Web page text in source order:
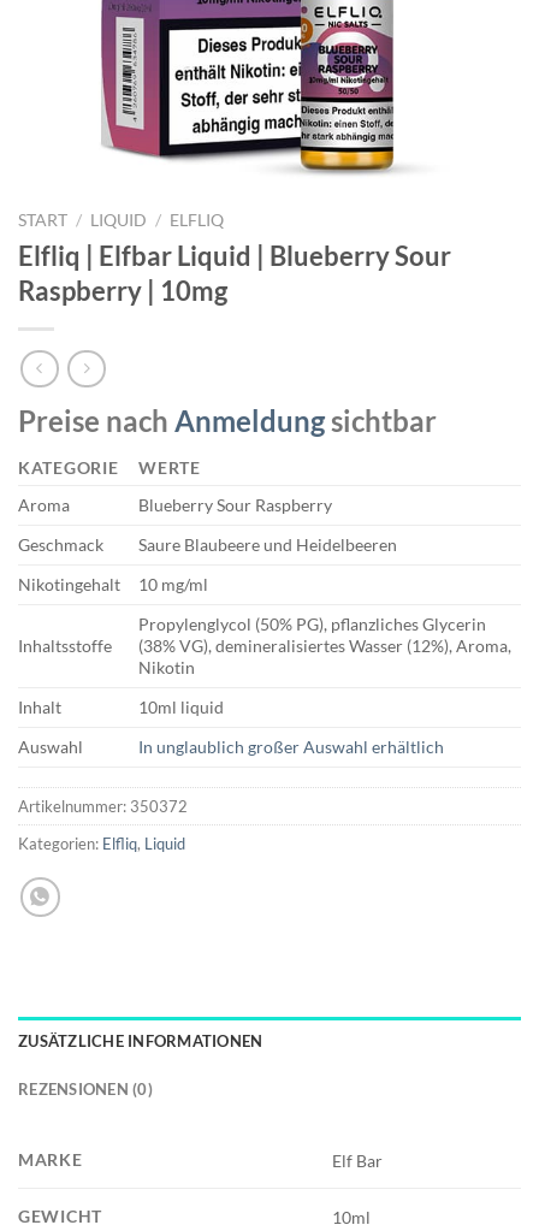
START / LIQUID / ELFLIQ
Elfliq | Elfbar Liquid | Blueberry Sour
Raspberry | 10mg
Preise nach Anmeldungsichtbar
KATEGORIE
WERTE
Aroma
Blueberry Sour Raspberry
Geschmack
Saure Blaubeere und Heidelbeeren
Nikotingehalt
10 mg/ml
Inhaltsstoffe
Propylenglycol (50% PG), pflanzliches Glycerin
(38% VG), demineralisiertes Wasser (12%), Aroma,
Nikotin
Inhalt
10ml liquid
Auswahl
In unglaublich großer Auswahl erhältlich
Artikelnummer: 350372
Kategorien: Elfliq, Liquid
ZUSÄTZLICHE INFORMATIONEN
REZENSIONEN (0)
MARKE Elf Bar
GEWICHT 10ml